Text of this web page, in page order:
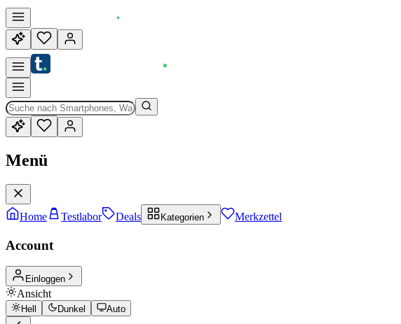
Menü
Home Testlabor Deals Kategorien Merkzettel
Account
Einloggen
Ansicht
Hell Dunkel Auto